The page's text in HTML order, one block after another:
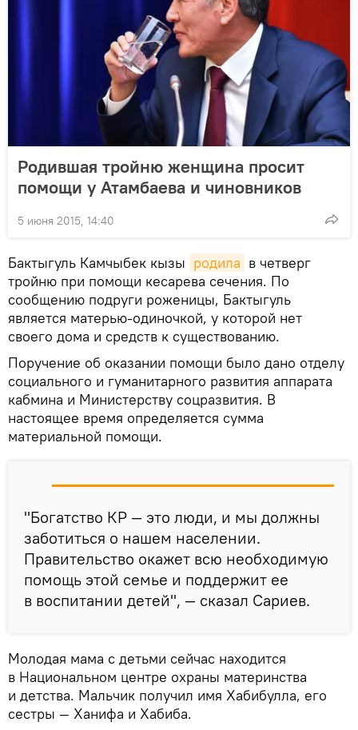
Родившая тройню женщина просит
помощи у Атамбаева и чиновников
5 июня 2015, 14:40
Бактыгуль Камчыбек кызы родила в четверг
тройню при помощи кесарева сечения. По
сообщению подруги роженицы, Бактыгуль
является матерью-одиночкой, у которой нет
своего дома и средств к существованию.
Поручение об оказании помощи было дано отделу
социального и гуманитарного развития аппарата
кабмина и Министерству соцразвития. В
настоящее время определяется сумма
материальной помощи.
"Богатство КР — это люди, и мы должны
заботиться о нашем населении.
Правительство окажет всю необходимую
помощь этой семье и поддержит ее
в воспитании детей", — сказал Сариев.
Молодая мама с детьми сейчас находится
в Национальном центре охраны материнства
и детства. Мальчик получил имя Хабибулла, его
сестры — Ханифа и Хабиба.